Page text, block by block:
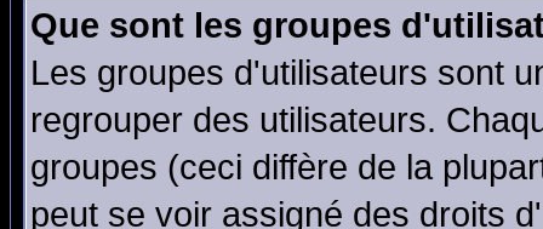
Que sont les groupes
Les groupes d'utilisateurs sont
regrouper des utilisateurs.
groupes (ceci diffère de la
peut se voir assigné des droits